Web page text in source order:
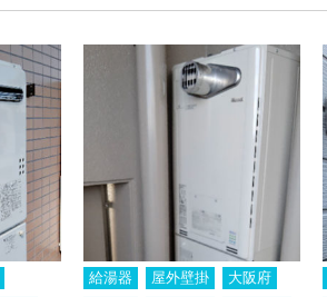
給湯器 屋外壁掛
大阪府